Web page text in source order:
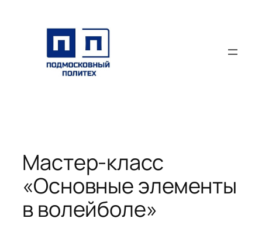
содержимому
Мастер-класс
«Основные элементы
в волейболе»